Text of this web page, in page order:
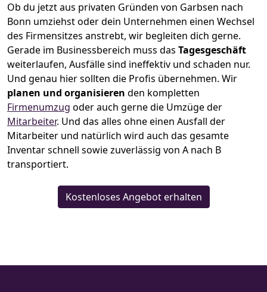
Ob du jetzt aus privaten Gründen von Garbsen nach
Bonn umziehst oder dein Unternehmen einen Wechsel
des Firmensitzes anstrebt, wir begleiten dich gerne.
Gerade im Businessbereich muss das Tagesgeschäft
weiterlaufen, Ausfälle sind ineffektiv und schaden nur.
Und genau hier sollten die Profis übernehmen. Wir
planen und organisieren den kompletten
Firmenumzug oder auch gerne die Umzüge der
Mitarbeiter. Und das alles ohne einen Ausfall der
Mitarbeiter und natürlich wird auch das gesamte
Inventar schnell sowie zuverlässig von A nach B
transportiert.
Kostenloses Angebot erhalten